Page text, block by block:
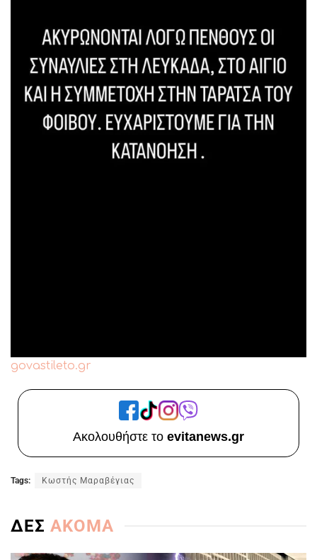
govastileto.gr
Ακολουθήστε το evitanews.gr
Tags: Κωστής Μαραβέγιας
ΔΕΣ ΑΚΟΜΑ